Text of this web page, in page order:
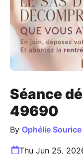
Séance
49690
By Ophélie Sourice
Thu Jun 25,